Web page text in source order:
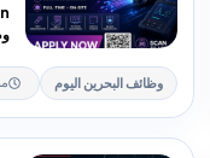
وظائف البحرين اليوم منذ